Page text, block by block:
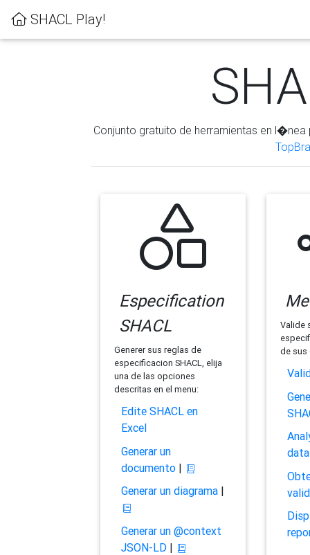
SHACL Play!
Conjunto gratuito de herramientas en
Especification
SHACL
Generer sus reglas de
especificacion SHACL, elija
una de las opciones
descritas en el menu:
Edite SHACL en
Excel
Generar un
documento|
Generar un diagrama|
Generar un @context
JSON-LD|
Valide
de sus